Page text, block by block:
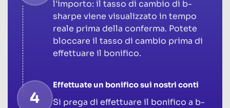
l'importo: il tasso di cambio di b-
sharpe viene visualizzato in tempo
reale prima della conferma. Potete
bloccare il tasso di cambio prima di
effettuare il bonifico.
4
Effettuate un bonifico sui nostri conti
Si prega di effettuare il bonifico a b-